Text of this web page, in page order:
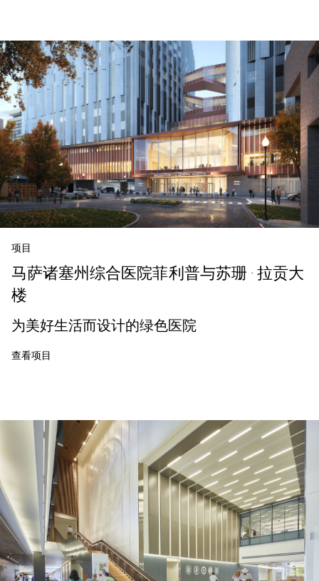
项目
马萨诸塞州综合医院菲利普与苏珊 · 拉贡大
楼
为美好生活而设计的绿色医院
查看项目